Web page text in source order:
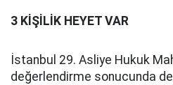
3 KİŞİLİK HEYET VAR
İstanbul 29. Asliye Hukuk
değerlendirme sonucunda